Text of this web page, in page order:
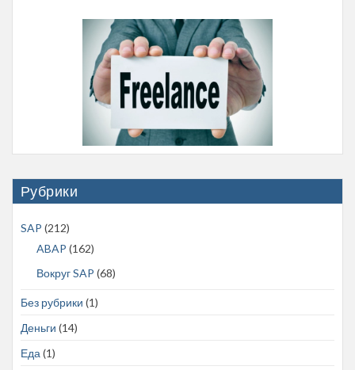
Рубрики
SAP (212)
ABAP (162)
Вокруг SAP (68)
Без рубрики (1)
Деньги (14)
Еда(1)